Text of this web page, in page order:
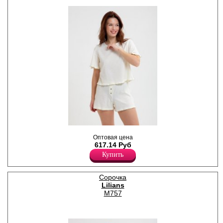
Хлопок 100%
Хлопок 100%Оптовая цена
617.14 Руб
Купить
Сорочка
Lilians
M757